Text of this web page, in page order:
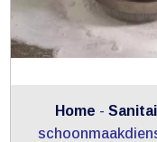
Home -